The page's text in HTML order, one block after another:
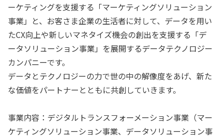
ーケティングを支援する「マーケティングソリューション
事業」と、お客さま企業の生活者に対して、データを用い
たCX向上や新しいマネタイズ機会の創出を支援する「デ
ータソリューション事業」を展開するデータテクノロジー
カンパニーです。
データとテクノロジーの力で世の中の解像度をあげ、新た
な価値をパートナーとともに共創していきます。
事業内容：デジタルトランスフォーメーション事業（マー
ケティングソリューション事業、データソリューション事